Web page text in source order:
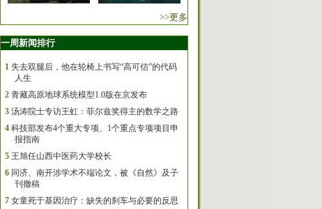
>>更多
一周新闻排行
1 失去双腿后，他在轮椅上书写“高可信”的代码
人生
2 青藏高原地球系统模型1.0版在京发布
3 汤涛院士专访王虹：菲尔兹奖得主的数学之路
4 科技部发布4个重大专项、1个重点专项项目申
报指南
5 王旭任山西中医药大学校长
6 同济、南开涉学术不端论文，被《自然》及子
刊撤稿
7 女童死于基因治疗：缺失的刹车与必要的反思